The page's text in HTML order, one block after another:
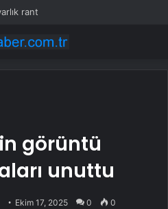
en çok kazandıranı belli oldu
görüntü
unuttu
Ekim 17, 2025 0 0